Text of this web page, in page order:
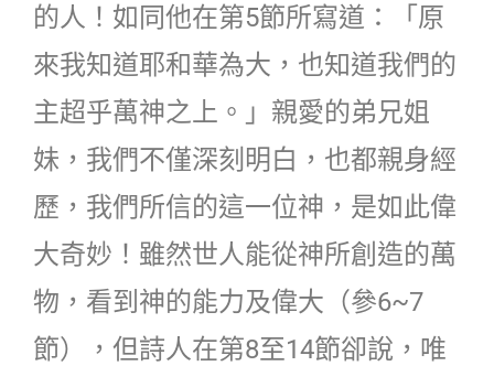
的人！如同他在第5節所寫道：「原
來我知道耶和華為大，也知道我們的
主超乎萬神之上。」親愛的弟兄姐
妹，我們不僅深刻明白，也都親身經
歷，我們所信的這一位神，是如此偉
大奇妙！雖然世人能從神所創造的萬
物，看到神的能力及偉大（參6~7
節），但詩人在第8至14節卻說，唯